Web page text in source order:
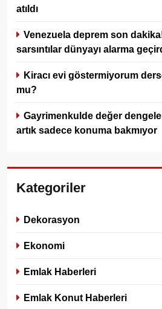
atıldı
Venezuela deprem son
sarsıntılar dünyayı alarma
Kiracı evi göstermiyorum
mu?
Gayrimenkulde değer
artık sadece konuma bakmıyor
Kategoriler
Dekorasyon
Ekonomi
Emlak Haberleri
Emlak Konut Haberleri